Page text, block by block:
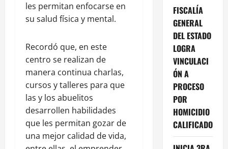
les permitan enfocarse en
su salud física y mental.
Recordó que, en este
centro se realizan de
manera continua charlas,
cursos y talleres para que
las y los abuelitos
desarrollen habilidades
que les permitan gozar de
una mejor calidad de vida,
FISCALÍA
GENERAL
DEL ESTADO
LOGRA
VINCULACI
ÓN A
PROCESO
POR
HOMICIDIO
CALIFICADO